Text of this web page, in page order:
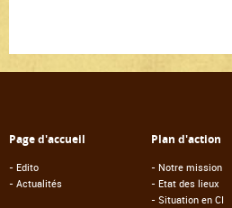
Page d'accueil
- Edito
- Actualités
Plan d'action
- Notre mission
- Etat des lieux
- Situation en CI